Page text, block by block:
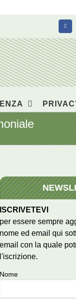
ISCRIVETEVI
per essere sempre
nome ed email qui
email con la quale
l'iscrizione.
Nome